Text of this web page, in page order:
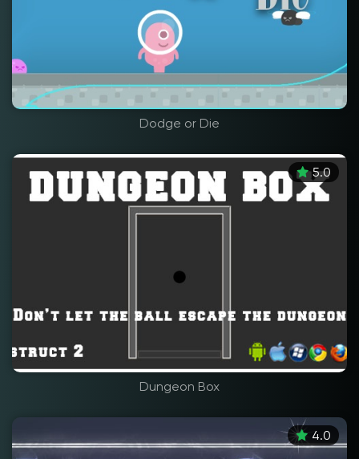
Dodge or Die
5.0
Dungeon Box
4.0